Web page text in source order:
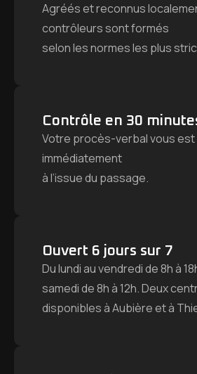
Agréés et reconnus
contrôleurs sont formés
selon les normes les plus
Contrôle en 30
Votre procès-verbal vous est
immédiatement
à l’issue du passage.
Ouvert 6 jours sur 7
Du lundi au vendredi de 8h à
samedi de 8h à 12h. Deux
disponibles à Aubière et à